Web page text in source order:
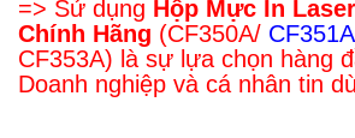
=> Sử dụng Hộp Mực In
Chính Hãng (CF350A/ CF351A
CF353A) là sự lựa chọn hàng
Doanh nghiệp và cá nhân tin